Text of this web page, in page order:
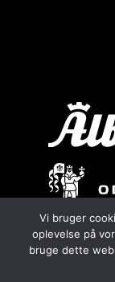
Vi bruger
oplevelse på
bruge dette